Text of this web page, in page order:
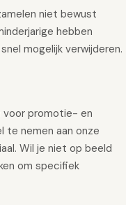
niet bewust
hebben
mogelijk verwijderen.
voor promotie- en
te nemen aan onze
Wil je niet op beeld
om specifiek